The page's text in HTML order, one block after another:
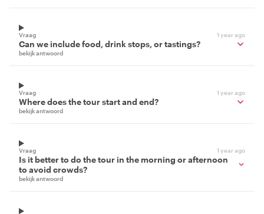
Vraag 1 year ago
Can we include food, drink stops, or tastings?
bekijk antwoord
Vraag 1 year ago
Where does the tour start and end?
bekijk antwoord
Vraag 1 year ago
Is it better to do the tour in the morning or afternoon
to avoid crowds?
bekijk antwoord